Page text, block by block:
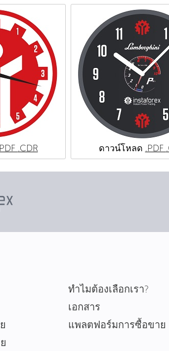
.CDR ดาวน์โหลด .PDF
ทำไมต้องเลือกเรา?
เอกสาร
แพลตฟอร์มการซื้อขาย